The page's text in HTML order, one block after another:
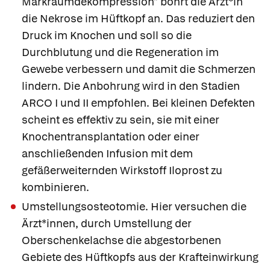
die Nekrose im Hüftkopf an. Das reduziert den
Druck im Knochen und soll so die
Durchblutung und die Regeneration im
Gewebe verbessern und damit die Schmerzen
lindern. Die Anbohrung wird in den Stadien
ARCO I und II empfohlen. Bei kleinen Defekten
scheint es effektiv zu sein, sie mit einer
Knochentransplantation oder einer
anschließenden Infusion mit dem
gefäßerweiternden Wirkstoff Iloprostzu
kombinieren.
Umstellungsosteotomie. Hier versuchen die
Ärzt*innen, durch Umstellung der
Oberschenkelachse die abgestorbenen
Gebiete des Hüftkopfs aus der Krafteinwirkung